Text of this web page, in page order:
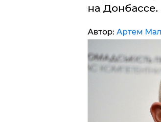
на Донбассе.
Автор: Артем